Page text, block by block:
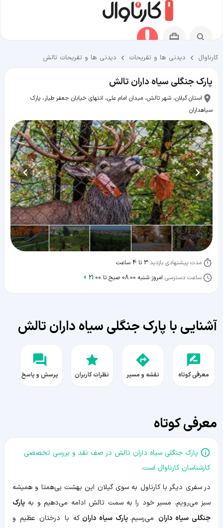
کارناوال دیدنی ها و تفریحات دیدنی ها و تفریحات تالش
پارک جنگلی سیاه داران تالش
استان گیلان، شهر تالش، میدان امام علی، انتهای خیابان جعفر طیار، پارک
سیاهداران
مدت پیشنهادی بازدید:3 تا 4 ساعت
ساعت دسترسی:امروز شنبه 08:00 صبح تا 21:00
آشنایی با پارک جنگلی سیاه داران تالش
معرفی کوتاه نقشه و مسیر نظرات کاربران پرسش و پاسخ
معرفی کوتاه
پارک جنگلی سیاه داران تالش در صف نقد و بررسی تخصصی
کارشناسان کارناوال است.
در سفری دیگر با کارناول به سوی گیلان این بهشت بی‌همتا و همیشه
سبز می‌رویم. مسیر خود را به سمت تالش ادامه می‌دهیم و به پارک
جنگلی سیاه داران می‌رسیم. پارک سیاه داران که با درختان عظیم و